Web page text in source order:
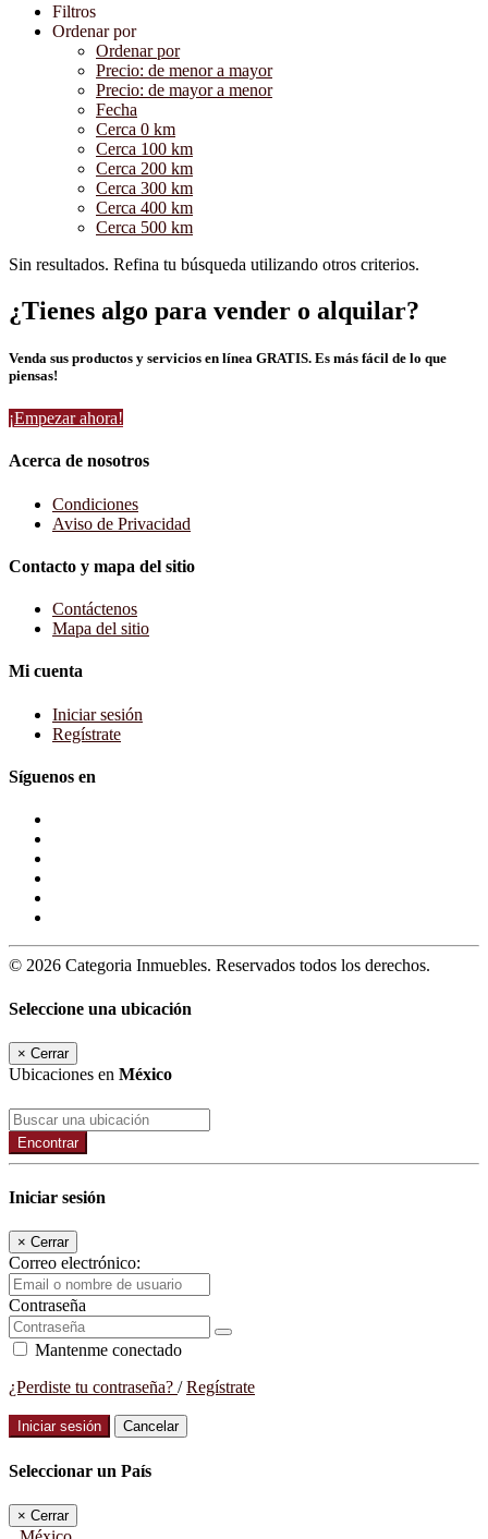
Filtros
Ordenar por
Ordenar por
Precio: de menor a mayor
Precio: de mayor a menor
Fecha
Cerca 0 km
Cerca 100 km
Cerca 200 km
Cerca 300 km
Cerca 400 km
Cerca 500 km
Sin resultados. Refina tu búsqueda utilizando otros criterios.
¿Tienes algo para vender o alquilar?
Venda sus productos y servicios en línea GRATIS. Es más fácil de lo que
piensas!
¡Empezar ahora!
Acerca de nosotros
Condiciones
Aviso de Privacidad
Contacto y mapa del sitio
Contáctenos
Mapa del sitio
Mi cuenta
Iniciar sesión
Regístrate
Síguenos en
© 2026 Categoria Inmuebles. Reservados todos los derechos.
Seleccione una ubicación
× Cerrar
Ubicaciones en México
Encontrar
Iniciar sesión
× Cerrar
Correo electrónico:
Contraseña
Mantenme conectado
¿Perdiste tu contraseña? /Regístrate
Iniciar sesión Cancelar
Seleccionar un País
× Cerrar